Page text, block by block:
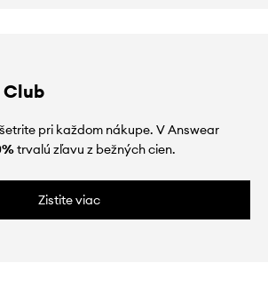
pri každom nákupe. V Answear
trvalú zľavu z bežných cien.
Zistite viac